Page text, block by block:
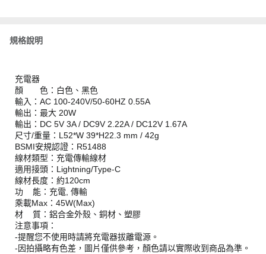
規格說明
充電器
顏 色：白色、黑色
輸入：AC 100-240V/50-60HZ 0.55A
輸出：最大 20W
輸出：DC 5V 3A / DC9V 2.22A / DC12V 1.67A
尺寸/重量：L52*W 39*H22.3 mm / 42g
BSMI安規認證：R51488
線材類型：充電傳輸線材
適用接頭：Lightning/Type-C
線材長度：約120cm
功 能：充電, 傳輸
乘載Max：45W(Max)
材 質：鋁合金外殼、銅材、塑膠
注意事項：
-提醒您不使用時請將充電器拔離電源。
-因拍攝略有色差，圖片僅供參考，顏色請以實際收到商品為準。